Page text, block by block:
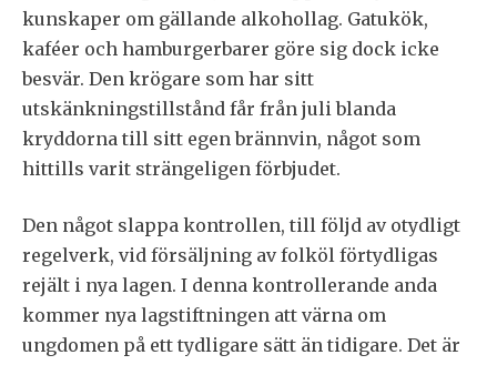
kunskaper om gällande alkohollag. Gatukök,
kaféer och hamburgerbarer göre sig dock icke
besvär. Den krögare som har sitt
utskänkningstillstånd får från juli blanda
kryddorna till sitt egen brännvin, något som
hittills varit strängeligen förbjudet.
Den något slappa kontrollen, till följd av otydligt
regelverk, vid försäljning av folköl förtydligas
rejält i nya lagen. I denna kontrollerande anda
kommer nya lagstiftningen att värna om
ungdomen på ett tydligare sätt än tidigare. Det är